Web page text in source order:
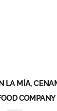
LA MÍA,
COMPANY